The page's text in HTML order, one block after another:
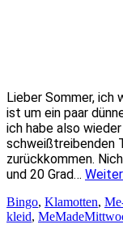
Lieber Sommer, ich
ist um ein paar
ich habe also
schweißtreibenden
zurückkommen.
und 20 Grad…
Bingo, Klamotten,
kleid,